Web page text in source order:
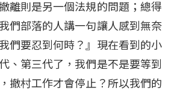
離則是另一個法規的問題；總得
們部落的人講一句讓人感到無奈
們要忍到何時？』現在看到的小
、第三代了，我們是不是要等到
撤村工作才會停止？所以我們的